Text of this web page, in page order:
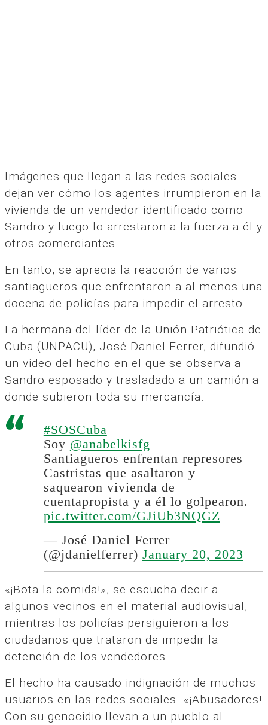
Imágenes que llegan a las redes sociales
dejan ver cómo los agentes irrumpieron en la
vivienda de un vendedor identificado como
Sandro y luego lo arrestaron a la fuerza a él y
otros comerciantes.
En tanto, se aprecia la reacción de varios
santiagueros que enfrentaron a al menos una
docena de policías para impedir el arresto.
La hermana del líder de la Unión Patriótica de
Cuba (UNPACU), José Daniel Ferrer, difundió
un video del hecho en el que se observa a
Sandro esposado y trasladado a un camión a
donde subieron toda su mercancía.
#SOSCuba
Soy @anabelkisfg
Santiagueros enfrentan represores
Castristas que asaltaron y
saquearon vivienda de
cuentapropista y a él lo golpearon.
pic.twitter.com/GJiUb3NQGZ
— José Daniel Ferrer
(@jdanielferrer) January 20, 2023
«¡Bota la comida!», se escucha decir a
algunos vecinos en el material audiovisual,
mientras los policías persiguieron a los
ciudadanos que trataron de impedir la
detención de los vendedores.
El hecho ha causado indignación de muchos
usuarios en las redes sociales. «¡Abusadores!
Con su genocidio llevan a un pueblo al